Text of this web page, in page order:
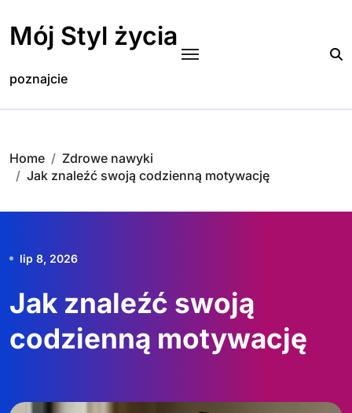
content
Mój Styl życia
poznajcie
Home
Zdrowe nawyki
Jak znaleźć swoją codzienną motywację
lip 8, 2026
Jak znaleźć swoją
codzienną motywację